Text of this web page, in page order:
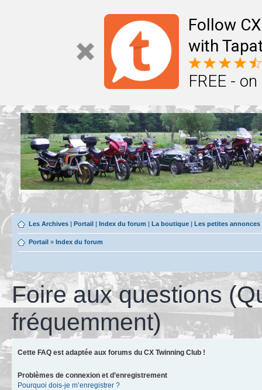
Follow
with
FREE -
Les Archives | Portail | Index du forum | La boutique | Les petites
Portail » Index du forum
Foire aux questions
fréquemment)
Cette FAQ est adaptée aux forums du CX Twinning Club !
Problèmes de connexion et d’enregistrement
Pourquoi dois-je m’enregistrer ?